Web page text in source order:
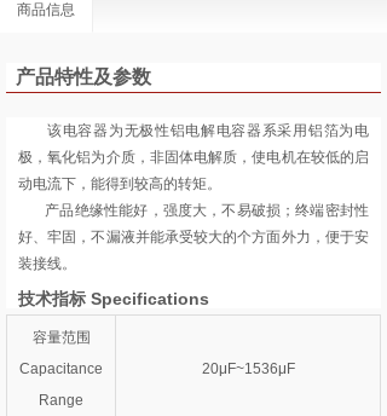
商品信息
产品特性及参数
该电容器为无极性铝电解电容器系采用铝箔为电
极，氧化铝为介质，非固体电解质，使电机在较低的启
动电流下，能得到较高的转矩。
产品绝缘性能好，强度大，不易破损；终端密封性
好、牢固，不漏液并能承受较大的个方面外力，便于安
装接线。
技术指标 Specifications
容量范围
Capacitance
Range
20μF~1536μF